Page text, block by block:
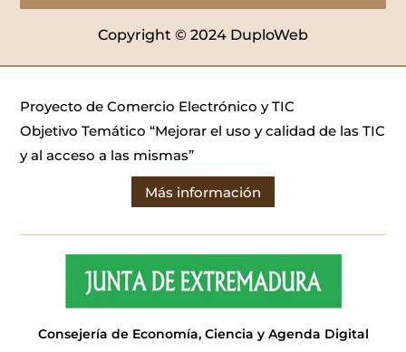
Copyright © 2024 DuploWeb
Proyecto de Comercio Electrónico y TIC
Objetivo Temático “Mejorar el uso y calidad de las TIC
y al acceso a las mismas”
Más información
Consejería de Economía, Ciencia y Agenda Digital